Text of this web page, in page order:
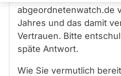
Über uns
Spenden
abgeordnetenwatch.de
Jahres und das damit
Vertrauen. Bitte
späte Antwort.
Wie Sie vermutlich